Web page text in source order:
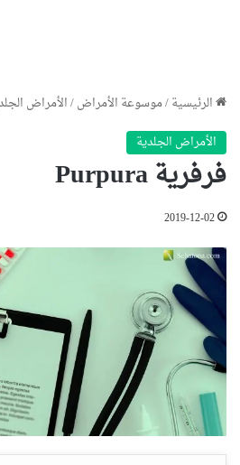
الرئيسية/موسوعة الأمراض/الأمراض
الأمراض الجلدية
فرفرية Purpura
2019-12-02